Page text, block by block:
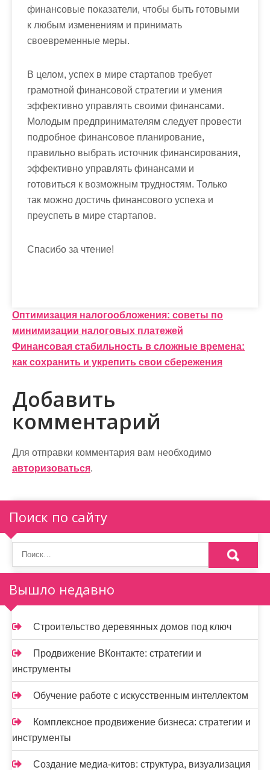
финансовые показатели, чтобы быть готовыми
к любым изменениям и принимать
своевременные меры.
В целом, успех в мире стартапов требует
грамотной финансовой стратегии и умения
эффективно управлять своими финансами.
Молодым предпринимателям следует провести
подробное финансовое планирование,
правильно выбрать источник финансирования,
эффективно управлять финансами и
готовиться к возможным трудностям. Только
так можно достичь финансового успеха и
преуспеть в мире стартапов.
Спасибо за чтение!
Н
а
в
и
г
а
ц
и
я
п
о
з
а
п
и
с
я
м
Оптимизация налогообложения: советы по
минимизации налоговых платежей
Финансовая стабильность в сложные времена:
как сохранить и укрепить свои сбережения
Добавить
комментарий
Для отправки комментария вам необходимо
авторизоваться.
Поиск по сайту
Вышло недавно
Строительство деревянных домов под ключ
Продвижение ВКонтакте: стратегии и
инструменты
Обучение работе с искусственным интеллектом
Комплексное продвижение бизнеса: стратегии и
инструменты
Создание медиа-китов: структура, визуализация